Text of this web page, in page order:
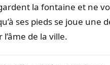
la fontaine et ne
ses pieds se joue une
de la ville.